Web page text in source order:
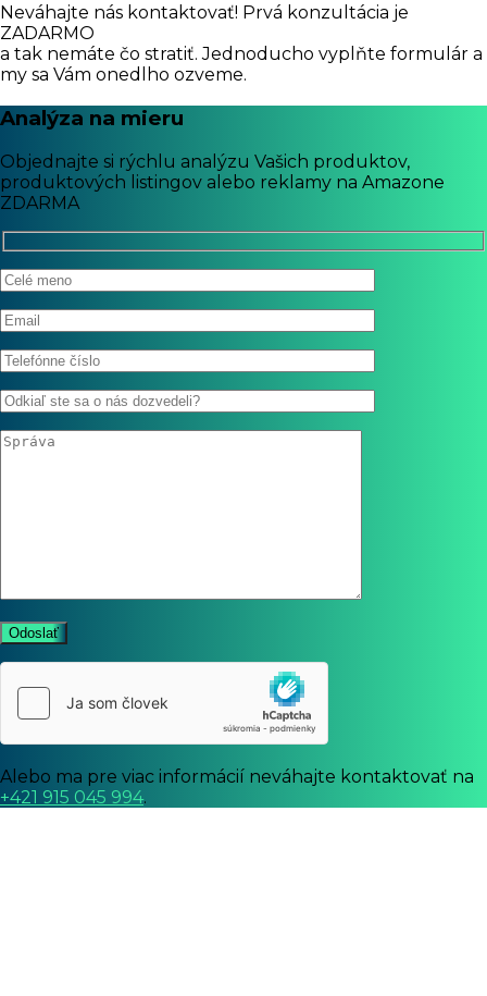
Neváhajte nás kontaktovať! Prvá konzultácia je
ZADARMO
a tak nemáte čo stratiť. Jednoducho vyplňte formulár a
my sa Vám onedlho ozveme.
Analýza na mieru
Objednajte si rýchlu analýzu Vašich produktov,
produktových listingov alebo reklamy na Amazone
ZDARMA
Odoslať
Alebo ma pre viac informácií neváhajte kontaktovať na
+421 915 045 994.